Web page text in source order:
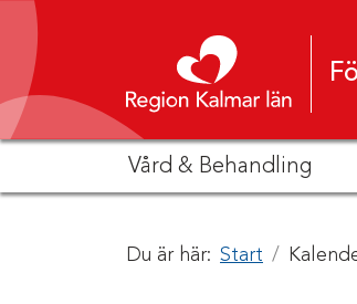
Hoppa till innehåll
Vård & Behandling
Du är här: Start